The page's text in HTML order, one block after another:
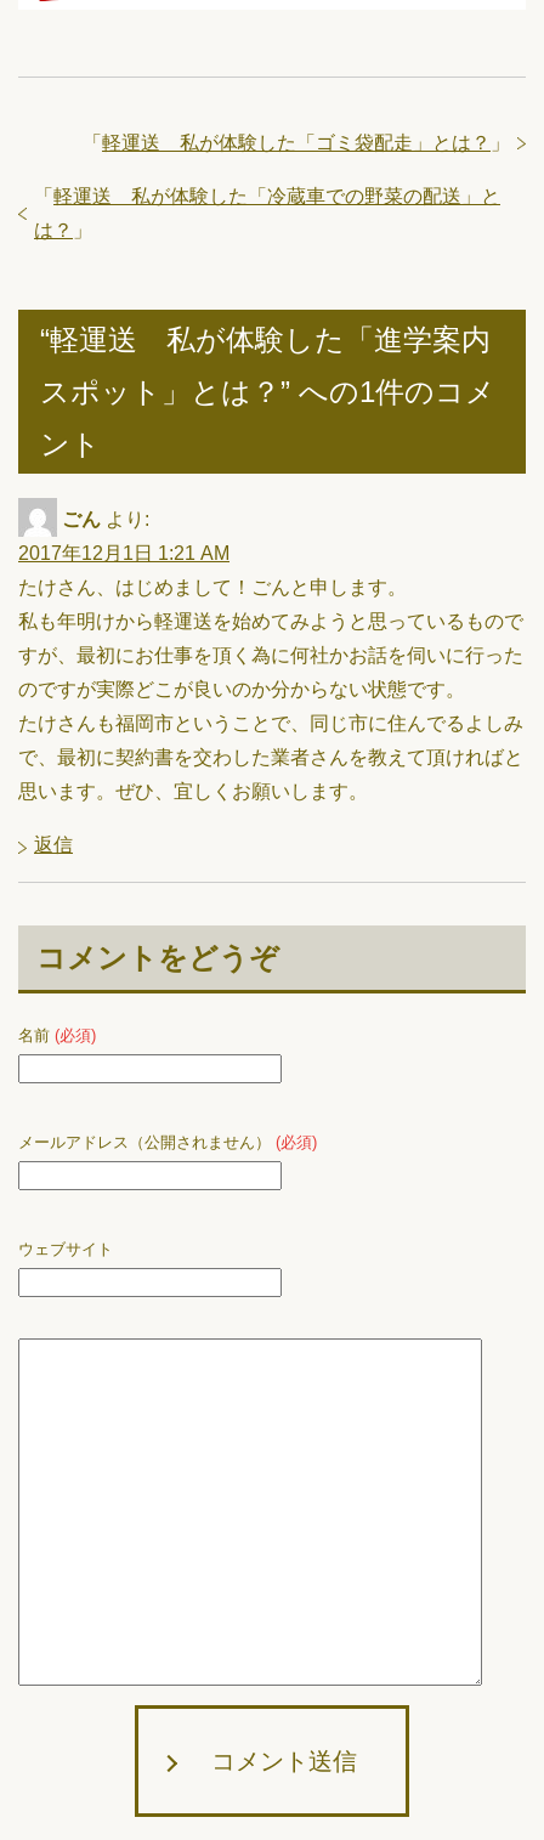
「 軽運送 私が体験した「ゴミ袋配走」とは？ 」
「 軽運送 私が体験した「冷蔵車での野菜の配送」と
は？ 」
“軽運送 私が体験した「進学案内
スポット」とは？” への1件のコメ
ント
ごん より:
2017年12月1日 1:21 AM
たけさん、はじめまして！ごんと申します。
私も年明けから軽運送を始めてみようと思っているもので
すが、最初にお仕事を頂く為に何社かお話を伺いに行った
のですが実際どこが良いのか分からない状態です。
たけさんも福岡市ということで、同じ市に住んでるよしみ
で、最初に契約書を交わした業者さんを教えて頂ければと
思います。ぜひ、宜しくお願いします。
返信
コメントをどうぞ
名前 (必須)
メールアドレス（公開されません） (必須)
ウェブサイト
コメント送信